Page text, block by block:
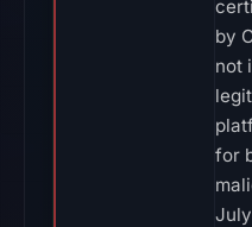
by
not
for